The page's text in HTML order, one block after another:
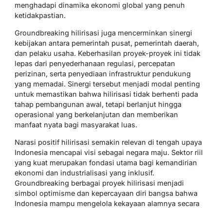
menghadapi dinamika ekonomi global yang penuh
ketidakpastian.
Groundbreaking hilirisasi juga mencerminkan sinergi
kebijakan antara pemerintah pusat, pemerintah daerah,
dan pelaku usaha. Keberhasilan proyek-proyek ini tidak
lepas dari penyederhanaan regulasi, percepatan
perizinan, serta penyediaan infrastruktur pendukung
yang memadai. Sinergi tersebut menjadi modal penting
untuk memastikan bahwa hilirisasi tidak berhenti pada
tahap pembangunan awal, tetapi berlanjut hingga
operasional yang berkelanjutan dan memberikan
manfaat nyata bagi masyarakat luas.
Narasi positif hilirisasi semakin relevan di tengah upaya
Indonesia mencapai visi sebagai negara maju. Sektor riil
yang kuat merupakan fondasi utama bagi kemandirian
ekonomi dan industrialisasi yang inklusif.
Groundbreaking berbagai proyek hilirisasi menjadi
simbol optimisme dan kepercayaan diri bangsa bahwa
Indonesia mampu mengelola kekayaan alamnya secara